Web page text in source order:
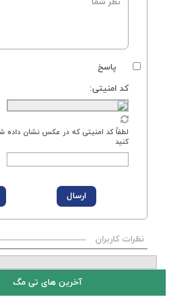
پاسخ
کد امنیتی:
لطفاً کد امنیتی که در عکس نشان داده
کنید
نظرات کاربران
آخرین های تی مگ